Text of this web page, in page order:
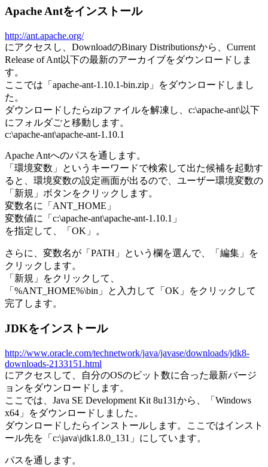
Apache Antをインストール
http://ant.apache.org/
にアクセスし、DownloadのBinary Distributionsから、Current
Release of Ant以下の最新のアーカイブをダウンロードしま
す。
ここでは「apache-ant-1.10.1-bin.zip」をダウンロードしまし
た。
ダウンロードしたらzipファイルを解凍し、c:\apache-ant\以下
にフォルダごと移動します。
c:\apache-ant\apache-ant-1.10.1
Apache Antへのパスを通します。
「環境変数」というキーワードで検索して出た候補を起動す
ると、環境変数の設定画面が出るので、ユーザー環境変数の
「新規」ボタンをクリックします。
変数名に「ANT_HOME」
変数値に「c:\apache-ant\apache-ant-1.10.1」
を指定して、「OK」。
さらに、変数名が「PATH」という欄を選んで、「編集」を
クリックします。
「新規」をクリックして、
「%ANT_HOME%\bin」と入力して「OK」をクリックして
完了します。
JDKをインストール
http://www.oracle.com/technetwork/java/javase/downloads/jdk8-
downloads-2133151.html
にアクセスして、自分のOSのビット数に合った最新バージ
ョンをダウンロードします。
ここでは、Java SE Development Kit 8u131から、「Windows
x64」をダウンロードしました。
ダウンロードしたらインストールします。ここではインスト
ール先を「c:\java\jdk1.8.0_131」にしています。
パスを通します。